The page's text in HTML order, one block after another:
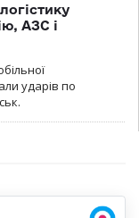
АЗС і
ударів по